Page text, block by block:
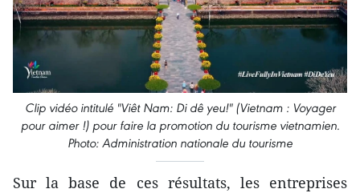
Clip vidéo intitulé "Viêt Nam: Di dê yeu!" (Vietnam : Voyager
pour aimer !) pour faire la promotion du tourisme vietnamien.
Photo: Administration nationale du tourisme
Sur la base de ces résultats, les entreprises